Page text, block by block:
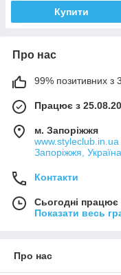
Купити
Про нас
99% позитивних з
Працює з
м. Запоріжжя
Запоріжжя, Україна
Контакти
Сьогодні працює
Показати весь
Про нас